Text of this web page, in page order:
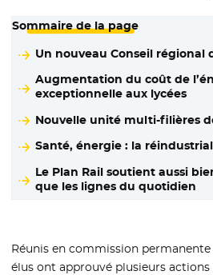
Sommaire de la page
Un nouveau Conseil régional
Augmentation du coût de
exceptionnelle aux lycées
Nouvelle unité multi-filières
Santé, énergie : la
Le Plan Rail soutient aussi
que les lignes du quotidien
Réunis en commission
élus ont approuvé plusieurs